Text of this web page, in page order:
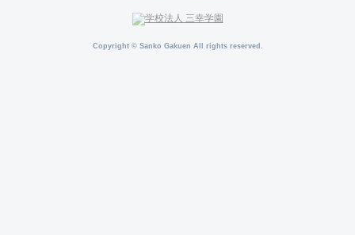
Copyright © Sanko Gakuen All rights reserved.